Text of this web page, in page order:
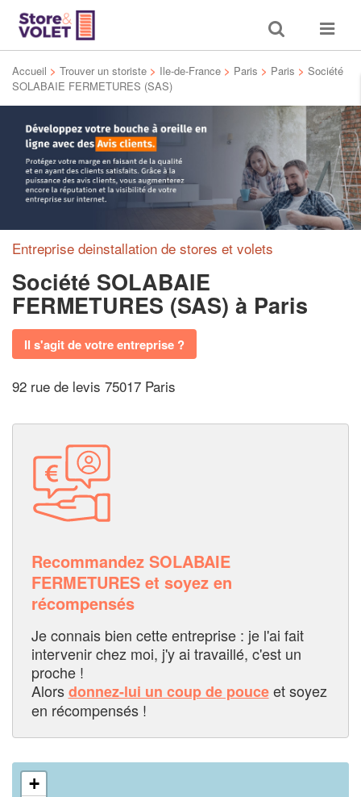
Toggle
search
Toggle
Accueil > Trouver un storiste > Ile-de-France > Paris > Paris > Société
SOLABAIE FERMETURES (SAS)
Entreprise deinstallation de stores et volets
Société SOLABAIE
FERMETURES (SAS) à Paris
Il s'agit de votre entreprise ?
92 rue de levis 75017 Paris
Recommandez SOLABAIE
FERMETURES et soyez en
récompensés
Je connais bien cette entreprise : je l'ai fait
intervenir chez moi, j'y ai travaillé, c'est un
proche !
Alorsdonnez-lui un coup de pouceet soyez
en récompensés !
+